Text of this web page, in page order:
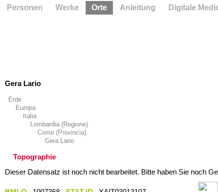
Gera Lario
Erde
Europa
Italia
Lombardia (Regione)
Como (Provincia)
Gera Lario
Topographie
Dieser Datensatz ist noch nicht bearbeitet. Bitte haben Sie noch
Personen Werke Orte Anleitung Digitale